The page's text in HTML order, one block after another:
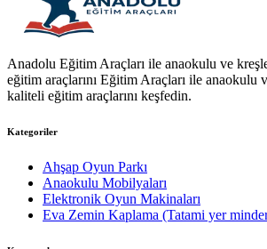
Anadolu Eğitim Araçları ile anaokulu ve
eğitim araçlarını Eğitim Araçları ile anaokulu
kaliteli eğitim araçlarını keşfedin.
Kategoriler
Ahşap Oyun Parkı
Anaokulu Mobilyaları
Elektronik Oyun Makinaları
Eva Zemin Kaplama (Tatami yer